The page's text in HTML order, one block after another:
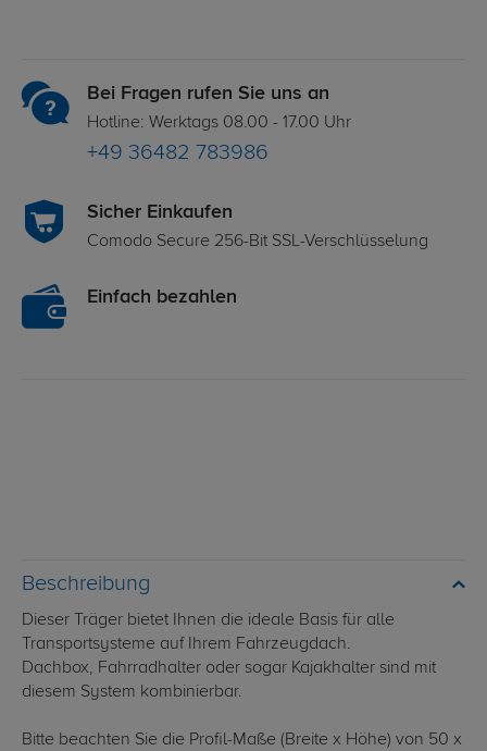
Bei Fragen rufen Sie uns an
Hotline: Werktags 08.00 - 17.00 Uhr
+49 36482 783986
Sicher Einkaufen
Comodo Secure 256-Bit SSL-Verschlüsselung
Einfach bezahlen
Beschreibung
Dieser Träger bietet Ihnen die ideale Basis für alle
Transportsysteme auf Ihrem Fahrzeugdach.
Dachbox, Fahrradhalter oder sogar Kajakhalter sind mit
diesem System kombinierbar.
Bitte beachten Sie die Profil-Maße (Breite x Höhe) von 50 x